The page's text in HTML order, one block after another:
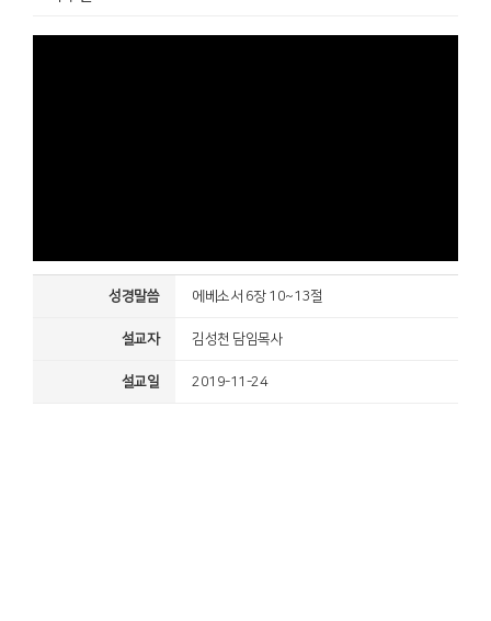
성경말씀 에베소서 6장 10~13절
설교자 김성천 담임목사
설교일 2019-11-24